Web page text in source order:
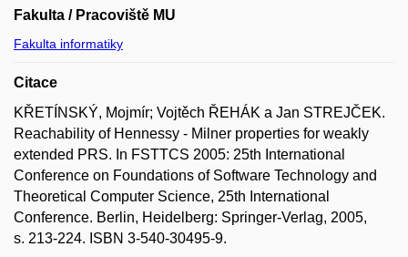
Fakulta / Pracoviště MU
Fakulta informatiky
Citace
KŘETÍNSKÝ, Mojmír; Vojtěch ŘEHÁK a Jan STREJČEK.
Reachability of Hennessy - Milner properties for weakly
extended PRS. In FSTTCS 2005: 25th International
Conference on Foundations of Software Technology and
Theoretical Computer Science, 25th International
Conference. Berlin, Heidelberg: Springer-Verlag, 2005,
s. 213-224. ISBN 3-540-30495-9.